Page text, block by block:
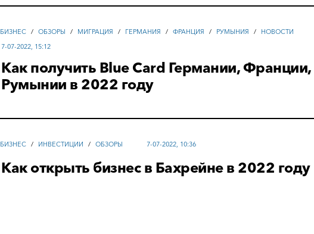
БИЗНЕС / ОБЗОРЫ / МИГРАЦИЯ / ГЕРМАНИЯ / ФРАНЦИЯ / РУМЫНИЯ /
НОВОСТИ
7-07-2022, 15:12
Как получить Blue Card Германии, Франции,
Румынии в 2022 году
БИЗНЕС / ИНВЕСТИЦИИ / ОБЗОРЫ 7-07-2022, 10:36
Как открыть бизнес в Бахрейне в 2022 году